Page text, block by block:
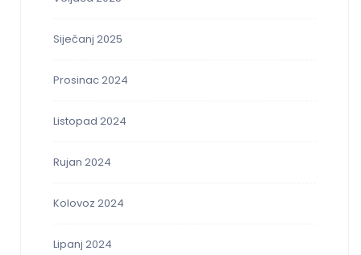
Siječanj 2025
Prosinac 2024
Listopad 2024
Rujan 2024
Kolovoz 2024
Lipanj 2024